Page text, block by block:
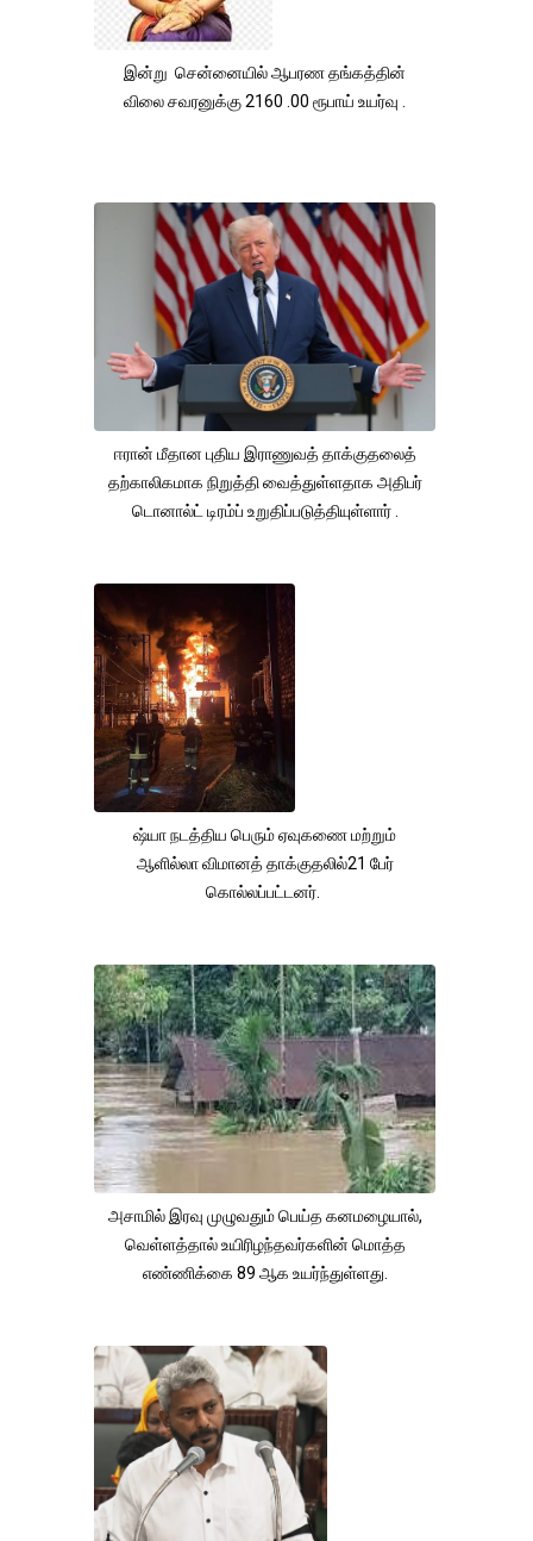
இன்று சென்னையில் ஆபரண தங்கத்தின்
விலை சவரனுக்கு 2160 .00 ரூபாய் உயர்வு .
ஈரான் மீதான புதிய இராணுவத் தாக்குதலைத்
தற்காலிகமாக நிறுத்தி வைத்துள்ளதாக அதிபர்
டொனால்ட் டிரம்ப் உறுதிப்படுத்தியுள்ளார் .
ஷ்யா நடத்திய பெரும் ஏவுகணை மற்றும்
ஆளில்லா விமானத் தாக்குதலில்21 பேர்
கொல்லப்பட்டனர்.
அசாமில் இரவு முழுவதும் பெய்த கனமழையால்,
வெள்ளத்தால் உயிரிழந்தவர்களின் மொத்த
எண்ணிக்கை 89 ஆக உயர்ந்துள்ளது.